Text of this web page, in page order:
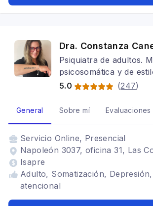
atencional, Conducta
Atracones, Alcoholismo,
Marihuana
Dra. Constanza
Psiquiatra de adultos.
psicosomática y de
5.0
(247)
General Sobre mí Evaluaciones
Servicio Online, Presencial
Napoleón 3037, oficina 31, Las
Isapre
Adulto, Somatización,
atencional